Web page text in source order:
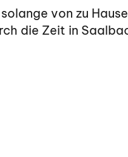
von zu
die Zeit in